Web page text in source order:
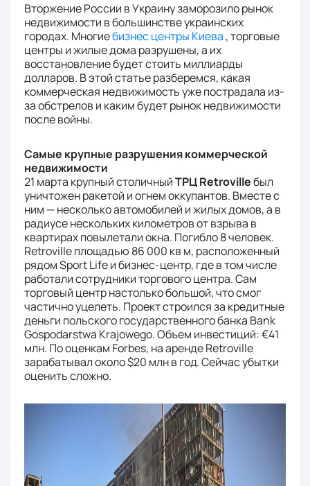
Вторжение России в Украину заморозило рынок
недвижимости в большинстве украинских
городах. Многиебизнес центры Киева , торговые
центры и жилые дома разрушены, а их
восстановление будет стоить миллиарды
долларов. В этой статье разберемся, какая
коммерческая недвижимость уже пострадала из-
за обстрелов и каким будет рынок недвижимости
после войны.
Самые крупные разрушения коммерческой
недвижимости
21 марта крупный столичныйТРЦ Retrovilleбыл
уничтожен ракетой и огнем оккупантов. Вместе с
ним — несколько автомобилей и жилых домов, а в
радиусе нескольких километров от взрыва в
квартирах повылетали окна. Погибло 8 человек.
Retroville площадью 86 000 кв м, расположенный
рядом Sport Life и бизнес-центр, где в том числе
работали сотрудники торгового центра. Сам
торговый центр настолько большой, что смог
частично уцелеть. Проект строился за кредитные
деньги польского государственного банка Bank
Gospodarstwa Krajowego. Объем инвестиций: €41
млн. По оценкам Forbes, на аренде Retroville
зарабатывал около $20 млн в год. Сейчас убытки
оценить сложно.